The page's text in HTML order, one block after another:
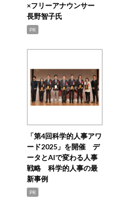
×フリーアナウンサー
長野智子氏
PR
「第4回科学的人事アワ
ード2025」を開催 デ
ータとAIで変わる人事
戦略 科学的人事の最
新事例
PR